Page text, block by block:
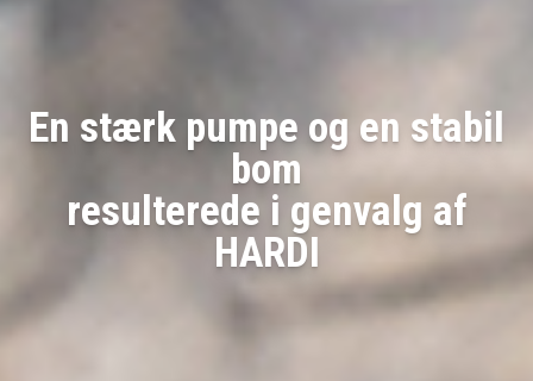
En stærk pumpe og en stabil
bom
resulterede i genvalg af
HARDI